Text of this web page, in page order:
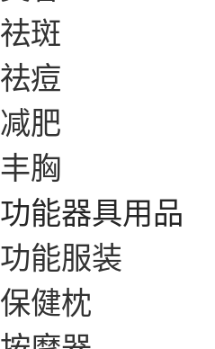
祛斑
祛痘
减肥
丰胸
功能器具用品
功能服装
保健枕